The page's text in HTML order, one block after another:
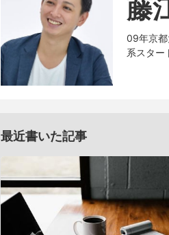
藤
09年京都
系スター
最近書いた記事